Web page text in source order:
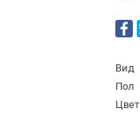
Вид
Пол
Цвет